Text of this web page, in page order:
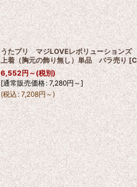
うたプリ マジLOVEレボリューション
上着（胸元の飾り無し）単品 バラ売り [
6,552円～(税別)
[通常販売価格: 7,280円～]
(税込: 7,208円～)